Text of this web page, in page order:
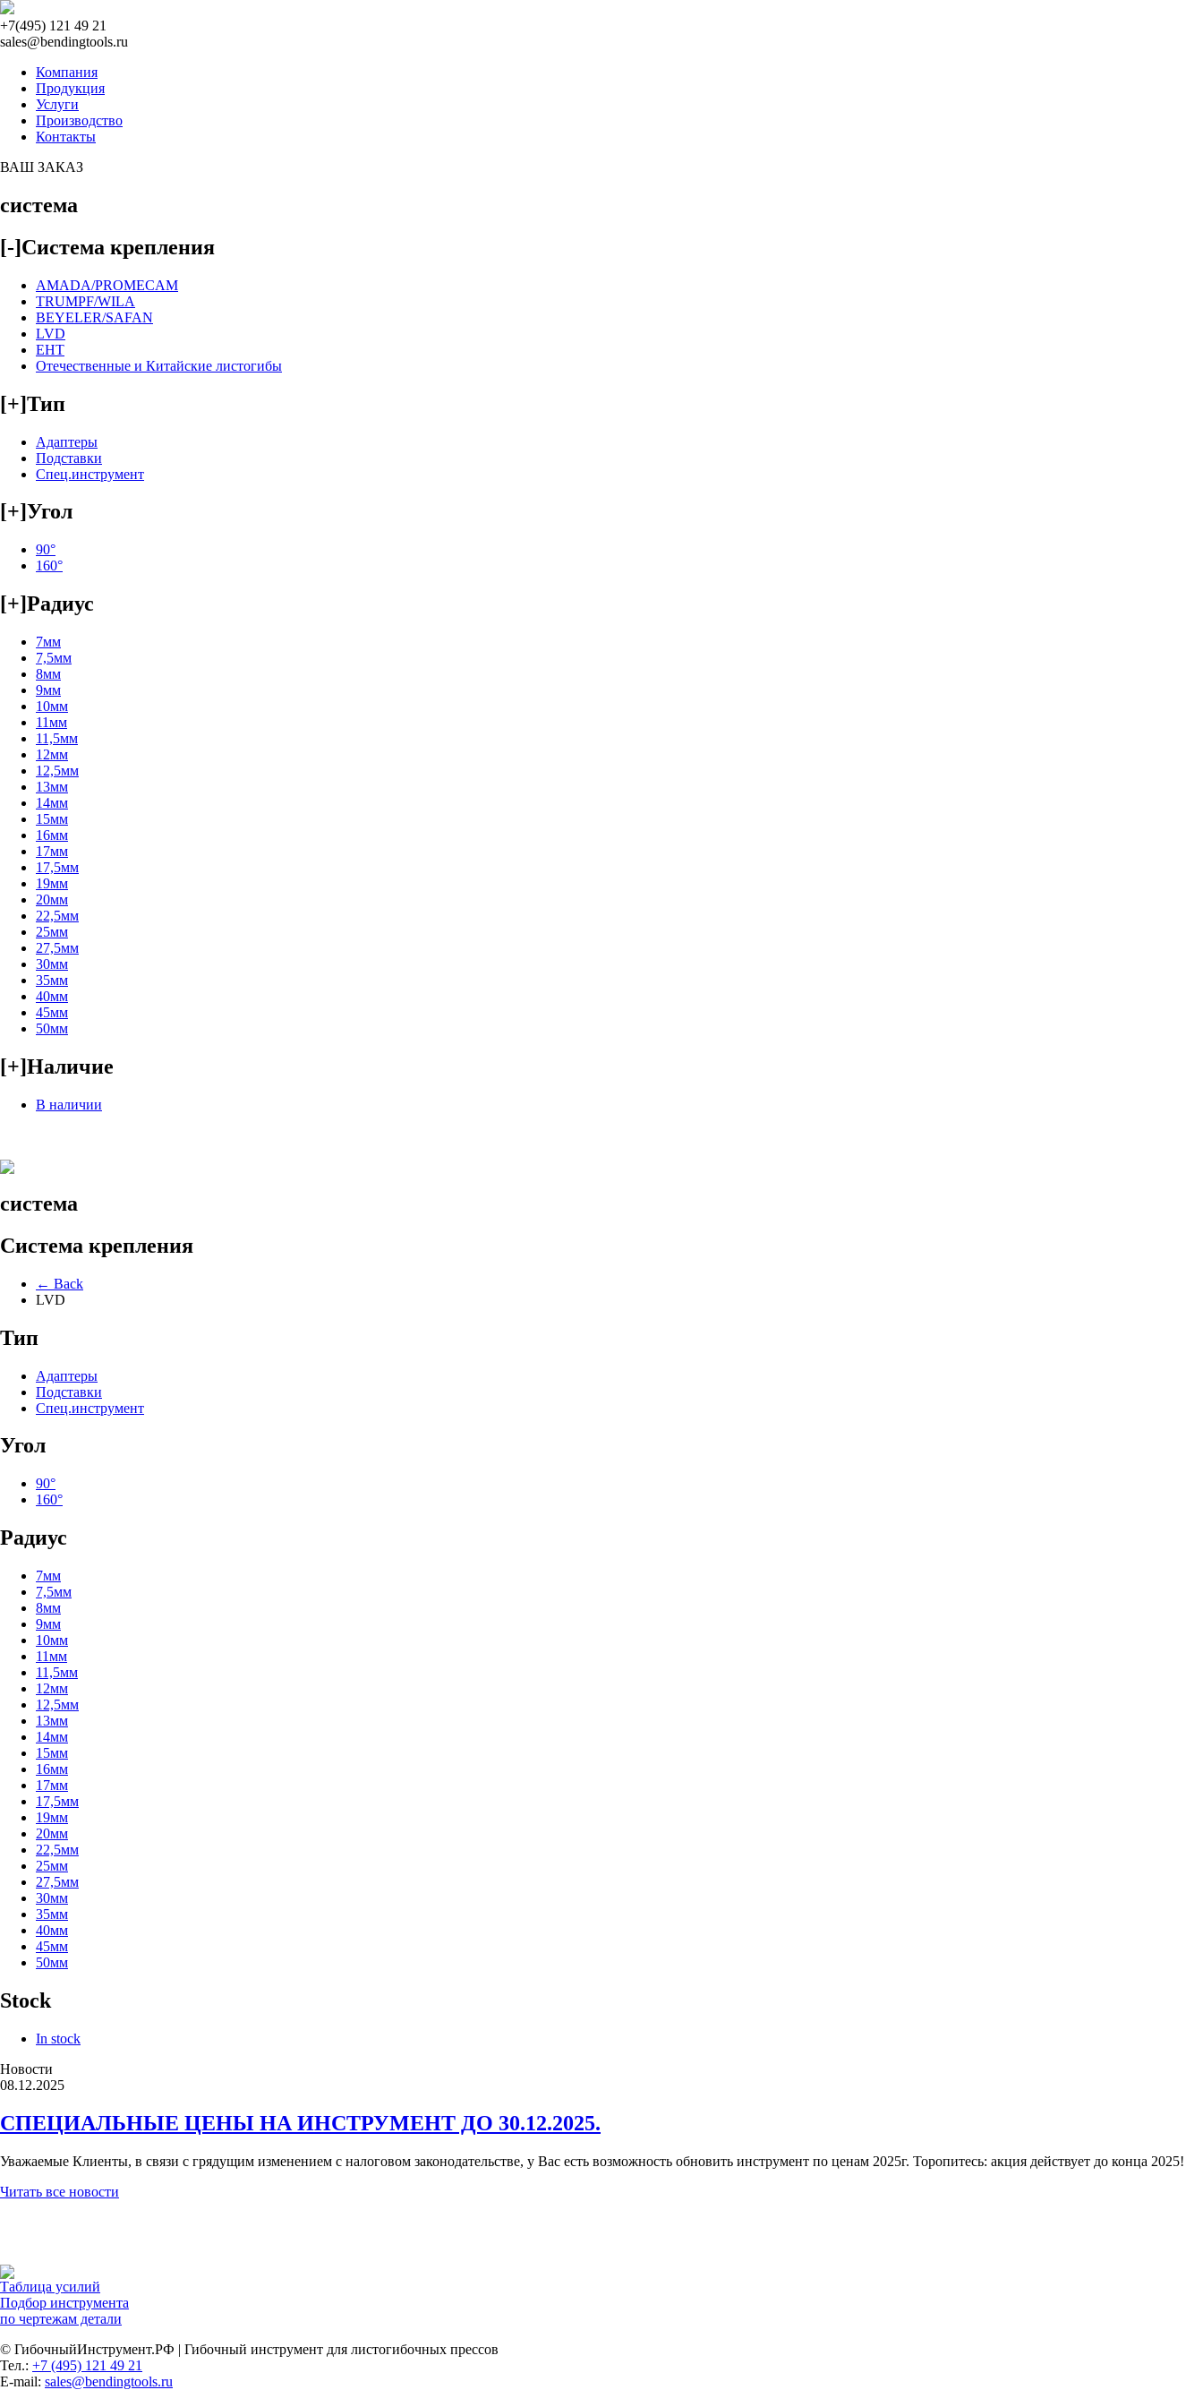
+7(495) 121 49 21
sales@bendingtools.ru
Компания
Продукция
Услуги
Производство
Контакты
ВАШ ЗАКАЗ
система
[-]Система крепления
AMADA/PROMECAM
TRUMPF/WILA
BEYELER/SAFAN
LVD
EHT
Отечественные и Китайские листогибы
[+]Тип
Адаптеры
Подставки
Спец.инструмент
[+]Угол
90°
160°
[+]Радиус
7мм
7,5мм
8мм
9мм
10мм
11мм
11,5мм
12мм
12,5мм
13мм
14мм
15мм
16мм
17мм
17,5мм
19мм
20мм
22,5мм
25мм
27,5мм
30мм
35мм
40мм
45мм
50мм
[+]Наличие
В наличии
система
Система крепления
← Back
LVD
Тип
Адаптеры
Подставки
Спец.инструмент
Угол
90°
160°
Радиус
7мм
7,5мм
8мм
9мм
10мм
11мм
11,5мм
12мм
12,5мм
13мм
14мм
15мм
16мм
17мм
17,5мм
19мм
20мм
22,5мм
25мм
27,5мм
30мм
35мм
40мм
45мм
50мм
Stock
In stock
Новости
08.12.2025
СПЕЦИАЛЬНЫЕ ЦЕНЫ НА ИНСТРУМЕНТ ДО 30.12.2025.
Уважаемые Клиенты, в связи с грядущим изменением с налоговом законодательстве, у Вас есть возможность обновить инструмент по ценам 2025г. Торопитесь: акция действует до конца 2025!
Читать все новости
Таблица усилий
Подбор инструмента
по чертежам детали
© ГибочныйИнструмент.РФ | Гибочный инструмент для листогибочных прессов
Тел.: +7 (495) 121 49 21
E-mail: sales@bendingtools.ru